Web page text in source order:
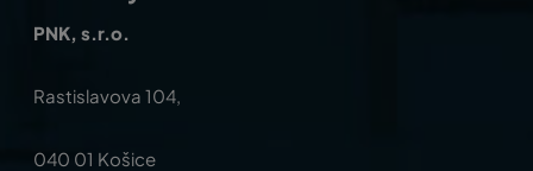
PNK, s.r.o.
Rastislavova 104,
040 01 Košice